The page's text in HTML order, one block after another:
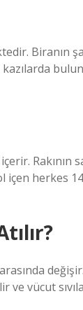
Biranın
Rakının
içen herkes
ve vücut